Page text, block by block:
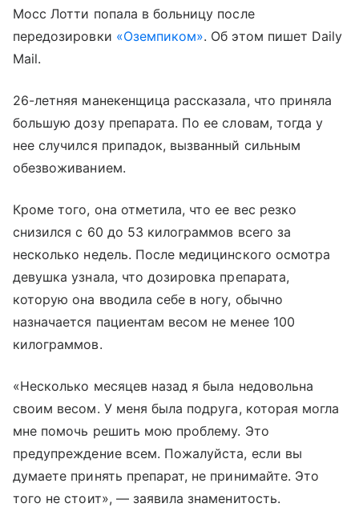
Мосс Лотти попала в больницу после
передозировки «Оземпиком». Об этом пишет Daily
Mail.
26-летняя манекенщица рассказала, что приняла
большую дозу препарата. По ее словам, тогда у
нее случился припадок, вызванный сильным
обезвоживанием.
Кроме того, она отметила, что ее вес резко
снизился с 60 до 53 килограммов всего за
несколько недель. После медицинского осмотра
девушка узнала, что дозировка препарата,
которую она вводила себе в ногу, обычно
назначается пациентам весом не менее 100
килограммов.
«Несколько месяцев назад я была недовольна
своим весом. У меня была подруга, которая могла
мне помочь решить мою проблему. Это
предупреждение всем. Пожалуйста, если вы
думаете принять препарат, не принимайте. Это
того не стоит», — заявила знаменитость.